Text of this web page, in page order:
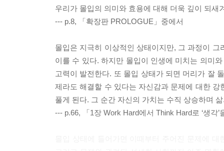
우리가 몰입의 의미와 효용에 대해 더욱 깊이 되새
--- p.8, 「확장판 PROLOGUE」중에서
몰입은 지극히 이상적인 상태이지만, 그 과정이
이를 수 있다. 하지만 몰입이 인생에 미치는 의미
고력이 발전한다. 또 몰입 상태가 되면 머리가 잘
제라도 해결할 수 있다는 자신감과 문제에 대한
풀게 된다. 그 순간 자신의 가치는 수직 상승하며
--- p.66, 「1장 Work Hard에서 Think Hard로 ‘생각